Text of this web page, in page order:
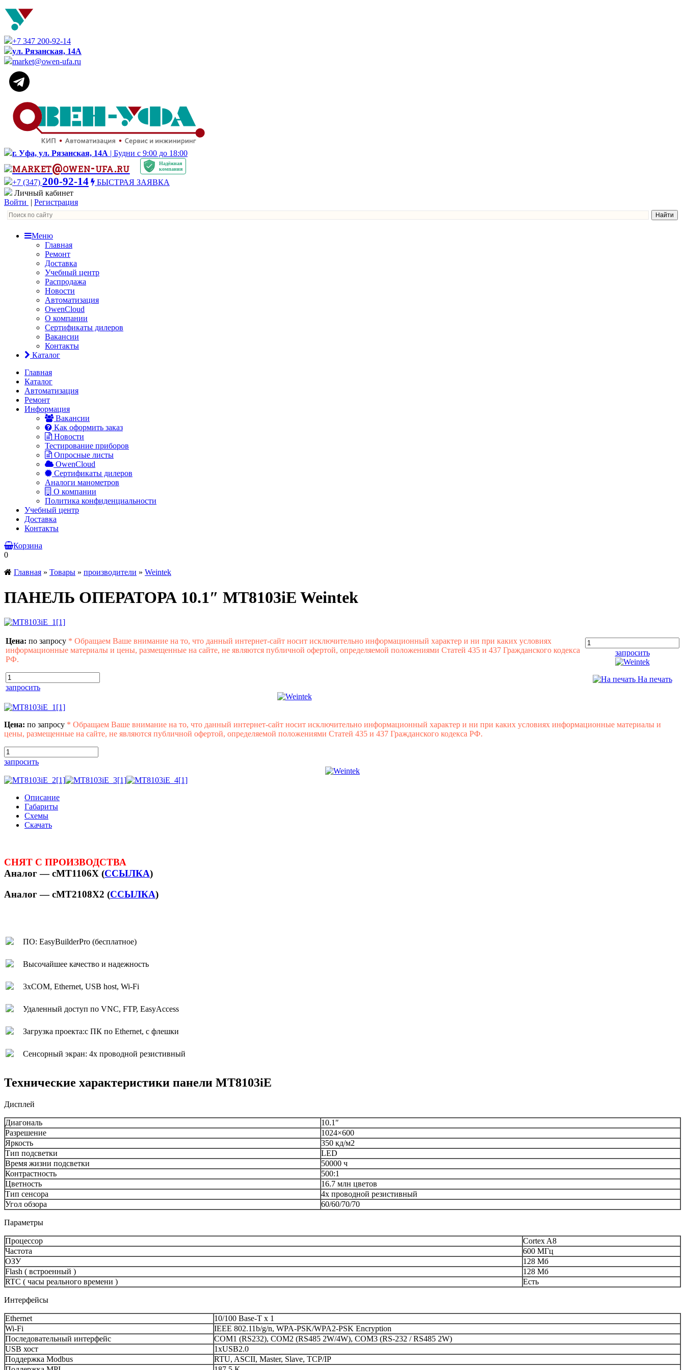
+7 347 200-92-14
ул. Рязанская, 14А
market@owen-ufa.ru
г. Уфа, ул. Рязанская, 14А | Будни с 9:00 до 18:00
market@owen-ufa.ru
Надёжная
компания
+7 (347) 200-92-14
БЫСТРАЯ ЗАЯВКА
Личный кабинет
Войти | Регистрация
Меню
Главная
Ремонт
Доставка
Учебный центр
Распродажа
Новости
Автоматизация
OwenCloud
О компании
Сертификаты дилеров
Вакансии
Контакты
Каталог
Главная
Каталог
Автоматизация
Ремонт
Информация
Вакансии
Как оформить заказ
Новости
Тестирование приборов
Опросные листы
OwenCloud
Сертификаты дилеров
Аналоги манометров
О компании
Политика конфиденциальности
Учебный центр
Доставка
Контакты
Корзина
0
Главная » Товары » производители » Weintek
ПАНЕЛЬ ОПЕРАТОРА 10.1″ MT8103iE Weintek
Цена: по запросу * Обращаем Ваше внимание на то, что данный интернет-сайт носит исключительно информационный характер и ни при каких условиях
информационные материалы и цены, размещенные на сайте, не являются публичной офертой, определяемой положениями Статей 435 и 437 Гражданского кодекса
РФ.
запросить
запросить
На печать
Цена: по запросу * Обращаем Ваше внимание на то, что данный интернет-сайт носит исключительно информационный характер и ни при каких условиях информационные материалы и
цены, размещенные на сайте, не являются публичной офертой, определяемой положениями Статей 435 и 437 Гражданского кодекса РФ.
запросить
Описание
Габариты
Схемы
Скачать
СНЯТ С ПРОИЗВОДСТВА
Аналог —cMT1106X (ССЫЛКА)
Аналог —cMT2108X2 (ССЫЛКА)
ПО: EasyBuilderPro (бесплатное)
Высочайшее качество и надежность
3xCOM, Ethernet, USB host, Wi-Fi
Удаленный доступ по VNC, FTP, EasyAccess
Загрузка проекта:с ПК по Ethernet, с флешки
Сенсорный экран: 4х проводной резистивный
Технические характеристики панели MT8103iE
Дисплей
Диагональ
10.1″
Разрешение
1024×600
Яркость
350 кд/м2
Тип подсветки
LED
Время жизни подсветки
50000 ч
Контрастность
500:1
Цветность
16.7 млн цветов
Тип сенсора
4х проводной резистивный
Угол обзора
60/60/70/70
Параметры
Процессор
Cortex A8
Частота
600 МГц
ОЗУ
128 Мб
Flash ( встроенный )
128 Мб
RTC ( часы реального времени )
Есть
Интерфейсы
Ethernet
10/100 Base-T x 1
Wi-Fi
IEEE 802.11b/g/n, WPA-PSK/WPA2-PSK Encryption
Последовательный интерфейс
COM1 (RS232), COM2 (RS485 2W/4W), COM3 (RS-232 / RS485 2W)
USB хост
1xUSB2.0
Поддержка Modbus
RTU, ASCII, Master, Slave, TCP/IP